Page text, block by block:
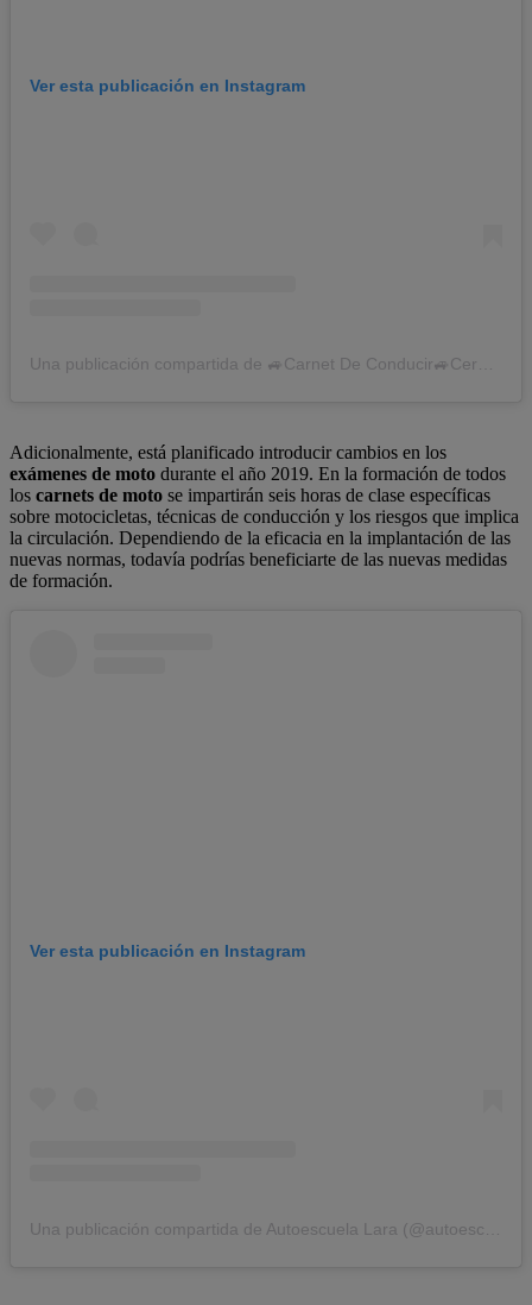
Ver esta publicación en Instagram
Adicionalmente, está planificado introducir cambios en los
exámenes de moto durante el año 2019. En la formación de todos
los carnets de moto se impartirán seis horas de clase específicas
sobre motocicletas, técnicas de conducción y los riesgos que implica
la circulación. Dependiendo de la eficacia en la implantación de las
nuevas normas, todavía podrías beneficiarte de las nuevas medidas
de formación.
Ver esta publicación en Instagram